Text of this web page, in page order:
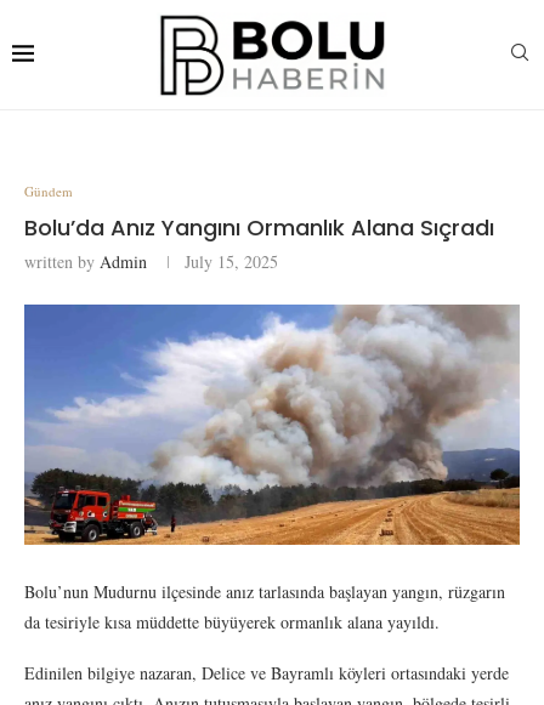
Gündem
Bolu’da Anız Yangını Ormanlık Alana Sıçradı
written by Admin July 15, 2025
Bolu’nun Mudurnu ilçesinde anız tarlasında başlayan yangın, rüzgarın
da tesiriyle kısa müddette büyüyerek ormanlık alana yayıldı.
Edinilen bilgiye nazaran, Delice ve Bayramlı köyleri ortasındaki yerde